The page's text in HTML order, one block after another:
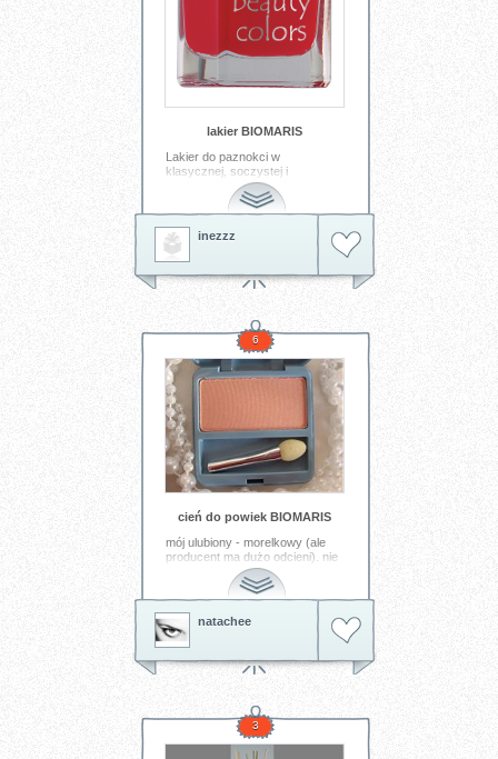
lakier BIOMARIS
Lakier do paznokci w
klasycznej, soczystej i
wymownej czerwieni. Ładnie
prezentuje się w letnich butach.
Ma właściwości
odżywcze:ekstrakt z alg,
poziomuje płytkę paznokcia.
Producent posiada też inne
kolory....z delikatniejszych
kolorów polecam perłowy
spa kobieta
inezzz
6
cień do powiek BIOMARIS
mój ulubiony - morelkowy (ale
producent ma dużo odcieni). nie
tylko pięknie wyglądają, ale są
trwałe i... pielęgnują! to cienie z
dodatkiem minerałów z alg.
Tagi:
uroda makijaż cień do
natachee
3